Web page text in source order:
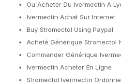
Ou Acheter Du Ivermectin A
Ivermectin Achat Sur Internet
Buy Stromectol Using Paypal
Acheté Générique Stromectol
Commander Générique
Ivermectin Acheter En Ligne
Stromectol Ivermectin